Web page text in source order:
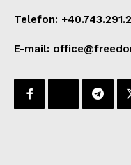
Telefon:
E-mail: